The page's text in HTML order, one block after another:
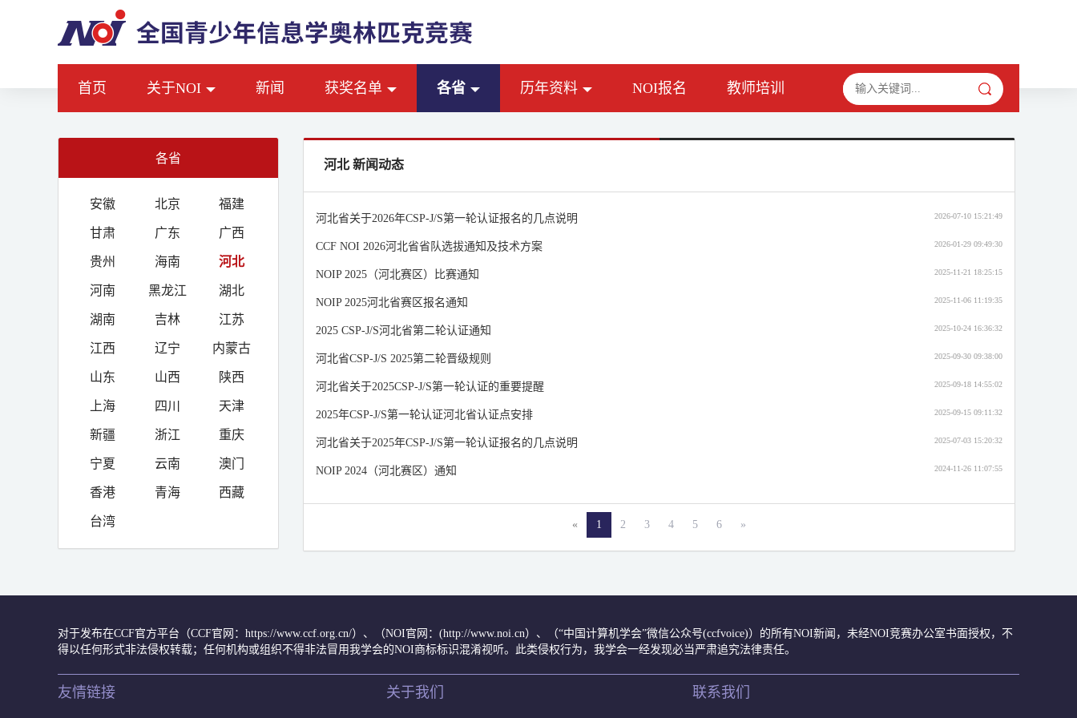
首页 关于NOI 新闻 获奖名单 各省 历年资料 NOI报名 教师培训
各省
安徽 北京 福建
甘肃 广东 广西
贵州 海南 河北
河南 黑龙江 湖北
湖南 吉林 江苏
江西 辽宁 内蒙古
山东 山西 陕西
上海 四川 天津
新疆 浙江 重庆
宁夏 云南 澳门
香港 青海 西藏
台湾
河北 新闻动态
河北省关于2026年CSP-J/S第一轮认证报名的几点说明 2026-07-10 15:21:49
CCF NOI 2026河北省省队选拔通知及技术方案 2026-01-29 09:49:30
NOIP 2025（河北赛区）比赛通知 2025-11-21 18:25:15
NOIP 2025河北省赛区报名通知 2025-11-06 11:19:35
2025 CSP-J/S河北省第二轮认证通知 2025-10-24 16:36:32
河北省CSP-J/S 2025第二轮晋级规则 2025-09-30 09:38:00
河北省关于2025CSP-J/S第一轮认证的重要提醒 2025-09-18 14:55:02
2025年CSP-J/S第一轮认证河北省认证点安排 2025-09-15 09:11:32
河北省关于2025年CSP-J/S第一轮认证报名的几点说明 2025-07-03 15:20:32
NOIP 2024（河北赛区）通知 2024-11-26 11:07:55
« 1 2 3 4 5 6 »
对于发布在CCF官方平台（CCF官网：https://www.ccf.org.cn/）、（NOI官网：(http://www.noi.cn）、（“中国计算机学会”微信公众号(ccfvoice)）的所有NOI新闻，未经NOI竞赛办公室书面授权，不
得以任何形式非法侵权转载；任何机构或组织不得非法冒用我学会的NOI商标标识混淆视听。此类侵权行为，我学会一经发现必当严肃追究法律责任。
友情链接 关于我们 联系我们